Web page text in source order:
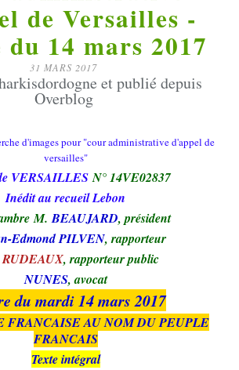
de Versailles -
14 mars 2017
31 MARS 2017
et publié depuis
Overblog
VERSAILLESN° 14VE02837
Inédit au recueil Lebon
M.BEAUJARD, président
Edmond PILVEN, rapporteur
, rapporteur public
NUNES, avocat
du mardi 14 mars 2017
FRANCAISE AU NOM DU PEUPLE
FRANCAIS
Texte intégral